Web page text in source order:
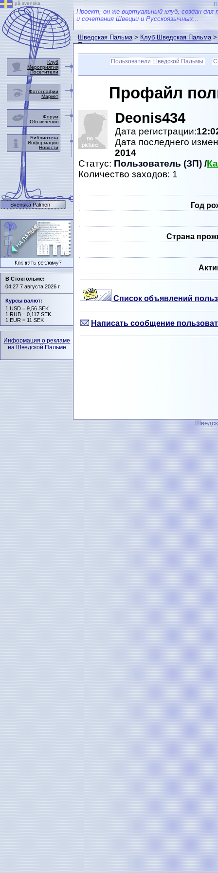
Проект, он же виртуальный клуб, создан для
и сочетания Швеции и Русскоязычных...
Шведская Пальма>Клуб Шведская Пальма>
Пальмы
Пользователи Шведской Пальмы
Профайл
Deonis434
Дата регистрации:
Дата последнего
2014
Статус: Пользователь (ЗП) /
Количество заходов: 1
Год
Страна
Список объявлений
Написать сообщение
på svenska
Клуб
Мероприятия
Посетители
Фотографии
Маркет
Форум
Объявления
Библиотека
Информация
Новости
Svenska Palmen
В Стокгольме:
04:27 7 августа 2026 г.
Курсы валют:
1 USD = 9,56 SEK
1 RUB = 0,117 SEK
1 EUR = 11 SEK
Информация о рекламе
на Шведской Пальме